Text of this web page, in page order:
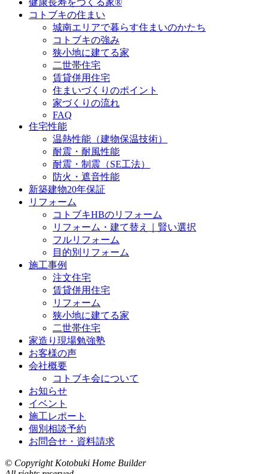
健康長寿をつくる家®
コトブキの住まい
城南エリアで暮らす住まいのかたち
コトブキの強み
狭小地に建てる家
二世帯住宅
賃貸併用住宅
住まいづくりのポイント
家づくりの流れ
FAQ
住宅性能
温熱性能（建物保温技術）
耐震・耐風性能
耐震・制震（SE工法）
防火・遮音性能
新築建物20年保証
リフォーム
コトブキHBのリフォーム
リフォーム・建て替え｜賢い選択
フルリフォーム
目的別リフォーム
施工事例
注文住宅
賃貸併用住宅
リフォーム
狭小地に建てる家
二世帯住宅
家造り現場勉強塾
お客様の声
会社概要
コトブキ会について
お知らせ
イベント
施工レポート
個別相談予約
お問合せ・資料請求
© Copyright Kotobuki Home Builder